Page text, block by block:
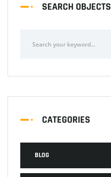
SEARCH OBJECTS
CATEGORIES
BLOG